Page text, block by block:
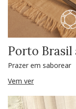
Porto Brasil
Prazer em saborear
Vem ver